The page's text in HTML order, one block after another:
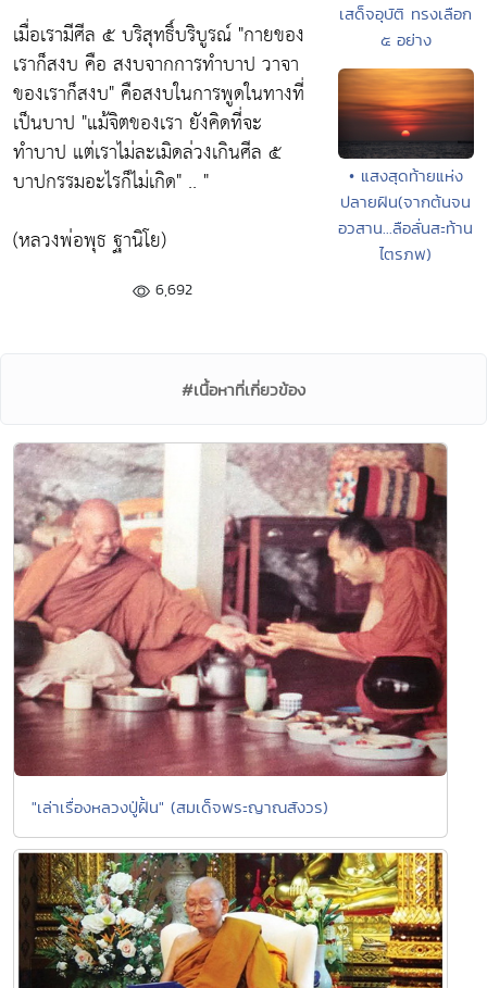
เมื่อเรามีศีล ๕ บริสุทธิ์บริบูรณ์ "กายของ
เราก็สงบ คือ สงบจากการทำบาป วาจา
ของเราก็สงบ" คือสงบในการพูดในทางที่
เป็นบาป "แม้จิตของเรา ยังคิดที่จะ
ทำบาป แต่เราไม่ละเมิดล่วงเกินศีล ๕
บาปกรรมอะไรก็ไม่เกิด" .. "
(หลวงพ่อพุธ ฐานิโย)
6,692
เสด็จอุบัติ ทรงเลือก
๕ อย่าง
• แสงสุดท้ายแห่ง
ปลายฝัน(จากต้นจน
อวสาน...ลือลั่นสะท้าน
ไตรภพ)
#เนื้อหาที่เกี่ยวข้อง
"เล่าเรื่องหลวงปู่ฝั้น" (สมเด็จพระญาณสังวร)